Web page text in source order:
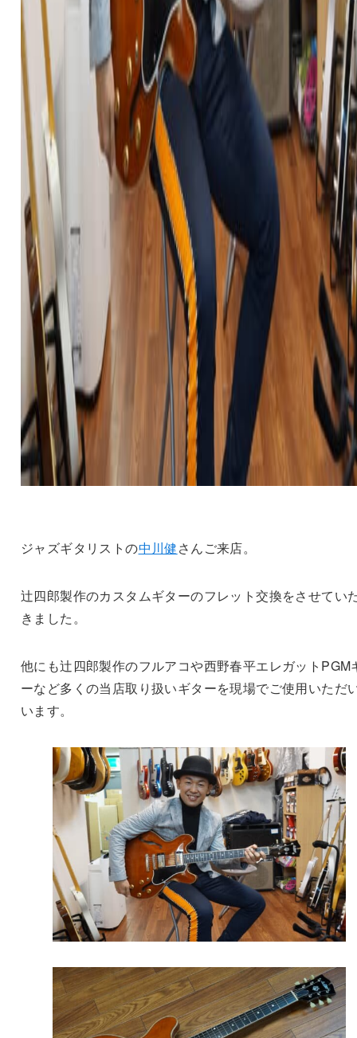
ジャズギタリストの中川健さんご来店。
辻四郎製作のカスタムギターのフレット交換をさせてい
きました。
他にも辻四郎製作のフルアコや西野春平エレガットPGM
ーなど多くの当店取り扱いギターを現場でご使用いただ
います。